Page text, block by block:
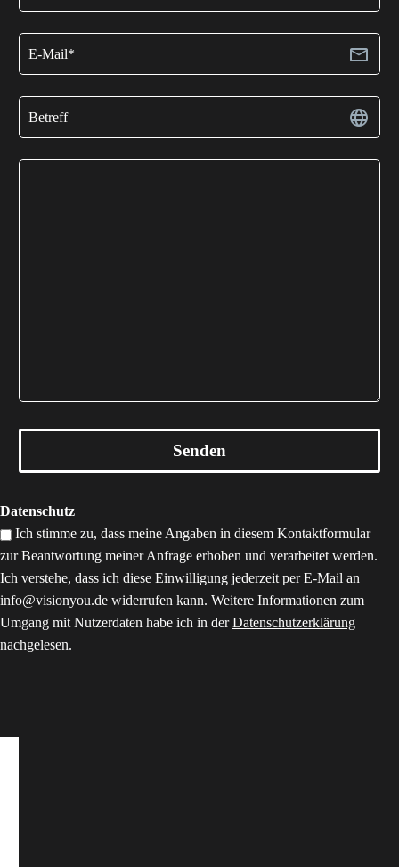
Datenschutz
Ich stimme zu, dass meine Angaben in diesem Kontaktformular
zur Beantwortung meiner Anfrage erhoben und verarbeitet werden.
Ich verstehe, dass ich diese Einwilligung jederzeit per E-Mail an
info@visionyou.de widerrufen kann. Weitere Informationen zum
Umgang mit Nutzerdaten habe ich in derDatenschutzerklärung
nachgelesen.